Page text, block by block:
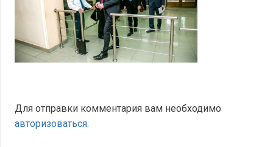
Для отправки комментария вам необходимо
авторизоваться.